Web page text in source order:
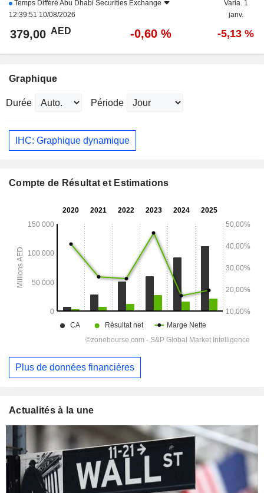
Temps Différé Abu Dhabi Securities Exchange
12:39:51 10/08/2026
Varia. 1
janv.
379,00 AED -0,60 % -5,13 %
Graphique
Durée Période
IHC: Graphique dynamique
Compte de Résultat et Estimations
Plus de données financières
Actualités à la une